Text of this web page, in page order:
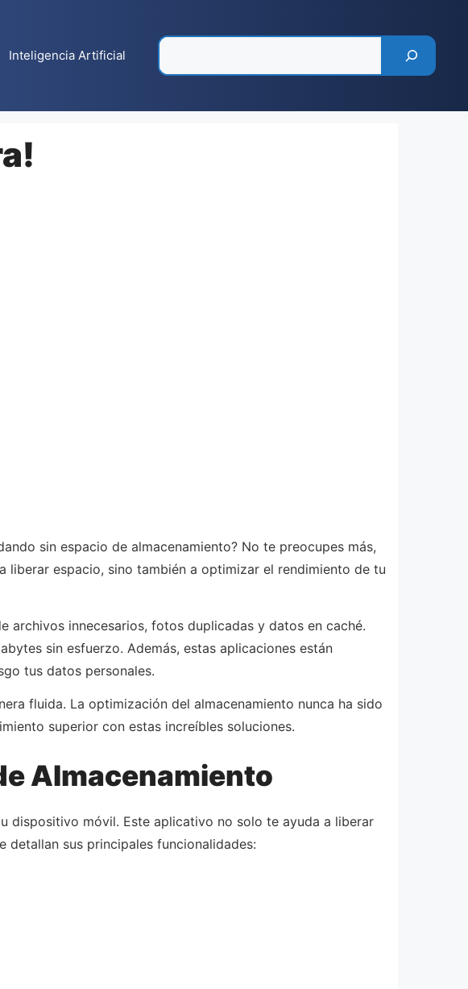
Inteligencia Artificial
sin espacio de almacenamiento? No te preocupes más,
espacio, sino también a optimizar el rendimiento de tu
archivos innecesarios, fotos duplicadas y datos en caché.
sin esfuerzo. Además, estas aplicaciones están
tus datos personales.
fluida. La optimización del almacenamiento nunca ha sido
superior con estas increíbles soluciones.
Almacenamiento
dispositivo móvil. Este aplicativo no solo te ayuda a liberar
detallan sus principales funcionalidades: